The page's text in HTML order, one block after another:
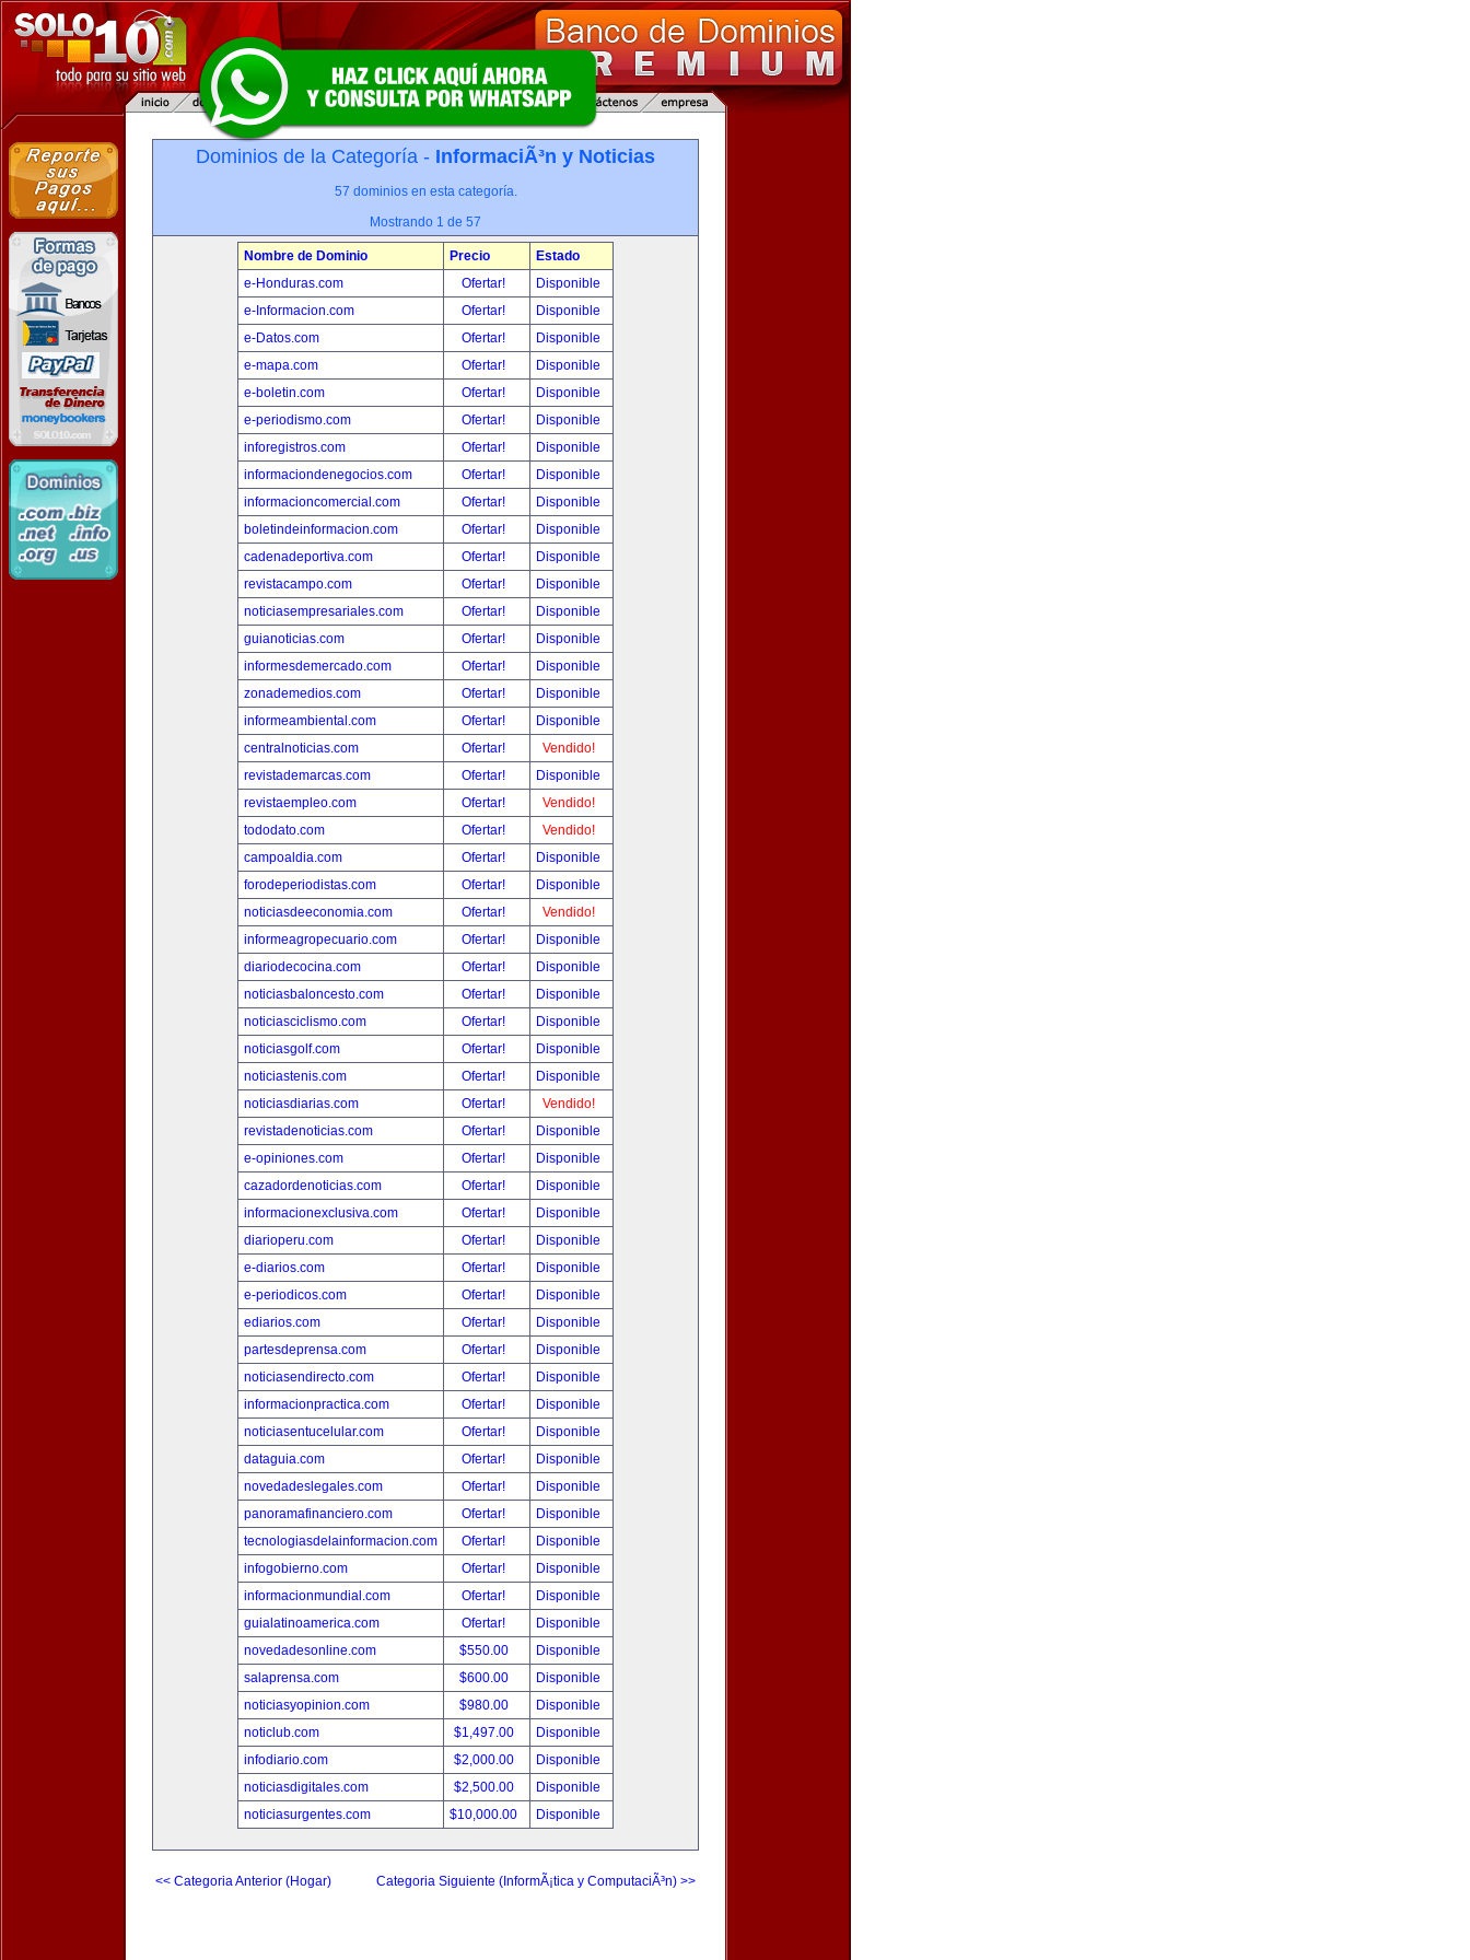
Dominios de la Categoría - InformaciÃ³n y Noticias
57 dominios en esta categoría.
Mostrando 1 de 57
Nombre de Dominio Precio
Estado
e-Honduras.com
Ofertar!
Disponible
e-Informacion.com
Ofertar!
Disponible
e-Datos.com
Ofertar!
Disponible
e-mapa.com
Ofertar!
Disponible
e-boletin.com
Ofertar!
Disponible
e-periodismo.com
Ofertar!
Disponible
inforegistros.com
Ofertar!
Disponible
informaciondenegocios.com
Ofertar!
Disponible
informacioncomercial.com
Ofertar!
Disponible
boletindeinformacion.com
Ofertar!
Disponible
cadenadeportiva.com
Ofertar!
Disponible
revistacampo.com
Ofertar!
Disponible
noticiasempresariales.com
Ofertar!
Disponible
guianoticias.com
Ofertar!
Disponible
informesdemercado.com
Ofertar!
Disponible
zonademedios.com
Ofertar!
Disponible
informeambiental.com
Ofertar!
Disponible
centralnoticias.com
Ofertar!
Vendido!
revistademarcas.com
Ofertar!
Disponible
revistaempleo.com
Ofertar!
Vendido!
tododato.com
Ofertar!
Vendido!
campoaldia.com
Ofertar!
Disponible
forodeperiodistas.com
Ofertar!
Disponible
noticiasdeeconomia.com
Ofertar!
Vendido!
informeagropecuario.com
Ofertar!
Disponible
diariodecocina.com
Ofertar!
Disponible
noticiasbaloncesto.com
Ofertar!
Disponible
noticiasciclismo.com
Ofertar!
Disponible
noticiasgolf.com
Ofertar!
Disponible
noticiastenis.com
Ofertar!
Disponible
noticiasdiarias.com
Ofertar!
Vendido!
revistadenoticias.com
Ofertar!
Disponible
e-opiniones.com
Ofertar!
Disponible
cazadordenoticias.com
Ofertar!
Disponible
informacionexclusiva.com
Ofertar!
Disponible
diarioperu.com
Ofertar!
Disponible
e-diarios.com
Ofertar!
Disponible
e-periodicos.com
Ofertar!
Disponible
ediarios.com
Ofertar!
Disponible
partesdeprensa.com
Ofertar!
Disponible
noticiasendirecto.com
Ofertar!
Disponible
informacionpractica.com
Ofertar!
Disponible
noticiasentucelular.com
Ofertar!
Disponible
dataguia.com
Ofertar!
Disponible
novedadeslegales.com
Ofertar!
Disponible
panoramafinanciero.com
Ofertar!
Disponible
tecnologiasdelainformacion.com
Ofertar!
Disponible
infogobierno.com
Ofertar!
Disponible
informacionmundial.com
Ofertar!
Disponible
guialatinoamerica.com
Ofertar!
Disponible
novedadesonline.com
$550.00
Disponible
salaprensa.com
$600.00
Disponible
noticiasyopinion.com
$980.00
Disponible
noticlub.com
$1,497.00
Disponible
infodiario.com
$2,000.00
Disponible
noticiasdigitales.com
$2,500.00
Disponible
noticiasurgentes.com
$10,000.00 Disponible
<< Categoria Anterior (Hogar) Categoria Siguiente (InformÃ¡tica y ComputaciÃ³n) >>